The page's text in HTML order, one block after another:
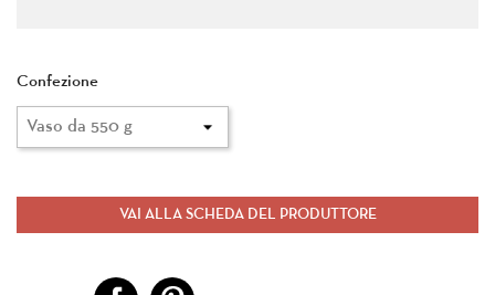
Confezione
VAI ALLA SCHEDA DEL PRODUTTORE